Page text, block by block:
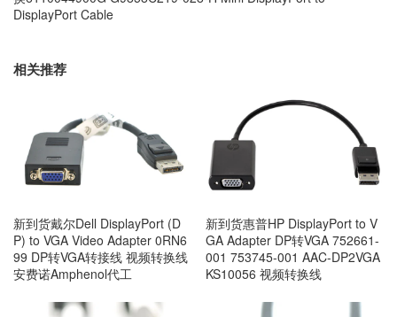
DisplayPort Cable
相关推荐
新到货戴尔Dell DisplayPort (D
P) to VGA Video Adapter 0RN6
99 DP转VGA转接线 视频转换线
安费诺Amphenol代工
新到货惠普HP DisplayPort to V
GA Adapter DP转VGA 752661-
001 753745-001 AAC-DP2VGA
KS10056 视频转换线